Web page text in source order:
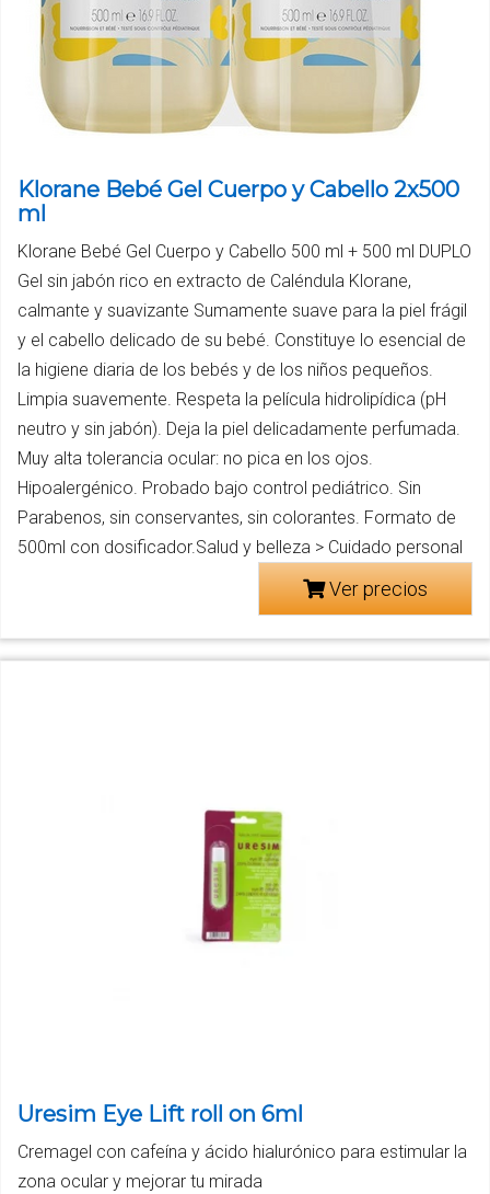
Klorane Bebé Gel Cuerpo y Cabello 2x500
ml
Klorane Bebé Gel Cuerpo y Cabello 500 ml + 500 ml DUPLO
Gel sin jabón rico en extracto de Caléndula Klorane,
calmante y suavizante Sumamente suave para la piel frágil
y el cabello delicado de su bebé. Constituye lo esencial de
la higiene diaria de los bebés y de los niños pequeños.
Limpia suavemente. Respeta la película hidrolipídica (pH
neutro y sin jabón). Deja la piel delicadamente perfumada.
Muy alta tolerancia ocular: no pica en los ojos.
Hipoalergénico. Probado bajo control pediátrico. Sin
Parabenos, sin conservantes, sin colorantes. Formato de
500ml con dosificador.Salud y belleza > Cuidado personal
Ver precios
Uresim Eye Lift roll on 6ml
Cremagel con cafeína y ácido hialurónico para estimular la
zona ocular y mejorar tu mirada